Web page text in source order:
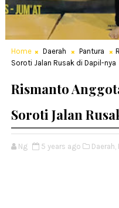
Home Daerah Pantura
Soroti Jalan Rusak di Dapil-nya
Rismanto
Soroti Jalan
Ng 5 years ago Daerah,